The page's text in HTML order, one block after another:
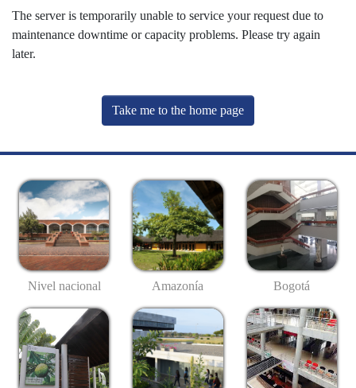
The server is temporarily unable to service your request due to
maintenance downtime or capacity problems. Please try again
later.
Take me to the home page
Nivel nacional Amazonía Bogotá